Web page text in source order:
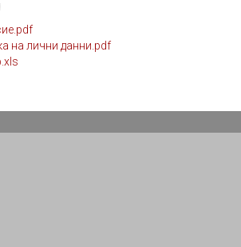
на лични данни.pdf